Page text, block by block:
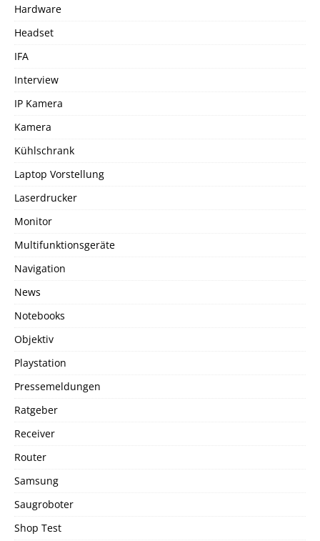
Hardware
Headset
IFA
Interview
IP Kamera
Kamera
Kühlschrank
Laptop Vorstellung
Laserdrucker
Monitor
Multifunktionsgeräte
Navigation
News
Notebooks
Objektiv
Playstation
Pressemeldungen
Ratgeber
Receiver
Router
Samsung
Saugroboter
Shop Test